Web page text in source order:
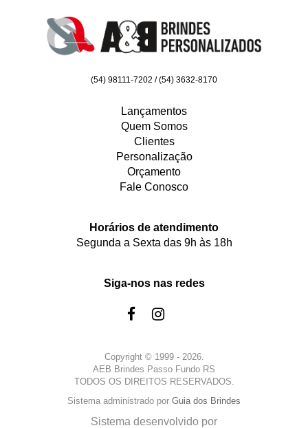
(54) 98111-7202 / (54) 3632-8170
Lançamentos
Quem Somos
Clientes
Personalização
Orçamento
Fale Conosco
Horários de atendimento
Segunda a Sexta das 9h às 18h
Siga-nos nas redes
Copyright © 1999 - 2026.
AEB Brindes Passo Fundo RS
TODOS OS DIREITOS RESERVADOS.
Sistema administrado por Guia dos Brindes
Sistema desenvolvido por